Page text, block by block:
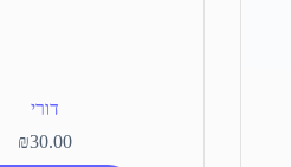
דורי
₪30.00